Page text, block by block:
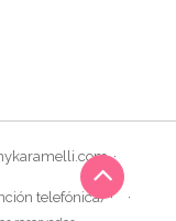
telefónica)